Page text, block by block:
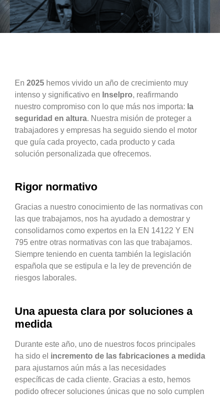
En 2025 hemos vivido un año de crecimiento muy
intenso y significativo en Inselpro, reafirmando
nuestro compromiso con lo que más nos importa: la
seguridad en altura. Nuestra misión de proteger a
trabajadores y empresas ha seguido siendo el motor
que guía cada proyecto, cada producto y cada
solución personalizada que ofrecemos.
Rigor normativo
Gracias a nuestro conocimiento de las normativas con
las que trabajamos, nos ha ayudado a demostrar y
consolidarnos como expertos en la EN 14122 Y EN
795 entre otras normativas con las que trabajamos.
Siempre teniendo en cuenta también la legislación
española que se estipula e la ley de prevención de
riesgos laborales.
Una apuesta clara por soluciones a
medida
Durante este año, uno de nuestros focos principales
ha sido el incremento de las fabricaciones a medida
para ajustarnos aún más a las necesidades
específicas de cada cliente. Gracias a esto, hemos
podido ofrecer soluciones únicas que no solo cumplen